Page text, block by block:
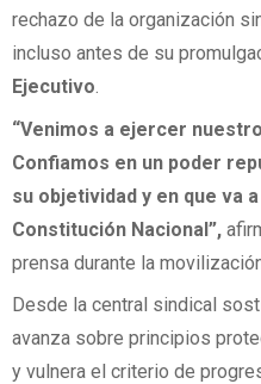
rechazo de la organización
incluso antes de su
Ejecutivo.
“Venimos a ejercer
Confiamos en un poder
su objetividad y en que va
Constitución Nacional”,
prensa durante la
Desde la central sindical
avanza sobre principios
y vulnera el criterio de